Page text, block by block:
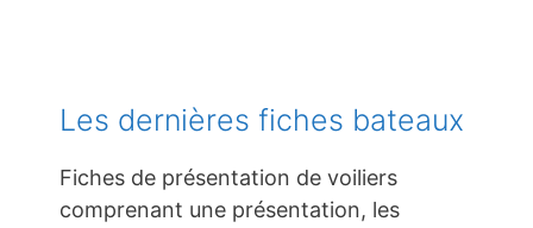
Les dernières fiches bateaux
Fiches de présentation de voiliers
comprenant une présentation, les